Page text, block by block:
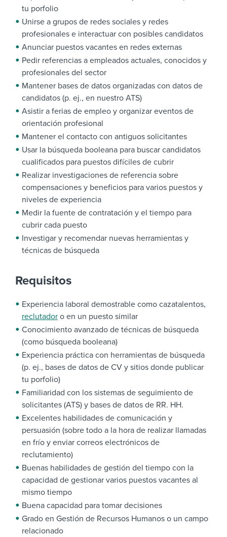
tu porfolio
Unirse a grupos de redes sociales y redes
profesionales e interactuar con posibles candidatos
Anunciar puestos vacantes en redes externas
Pedir referencias a empleados actuales, conocidos y
profesionales del sector
Mantener bases de datos organizadas con datos de
candidatos (p. ej., en nuestro ATS)
Asistir a ferias de empleo y organizar eventos de
orientación profesional
Mantener el contacto con antiguos solicitantes
Usar la búsqueda booleana para buscar candidatos
cualificados para puestos difíciles de cubrir
Realizar investigaciones de referencia sobre
compensaciones y beneficios para varios puestos y
niveles de experiencia
Medir la fuente de contratación y el tiempo para
cubrir cada puesto
Investigar y recomendar nuevas herramientas y
técnicas de búsqueda
Requisitos
Experiencia laboral demostrable como cazatalentos,
reclutador o en un puesto similar
Conocimiento avanzado de técnicas de búsqueda
(como búsqueda booleana)
Experiencia práctica con herramientas de búsqueda
(p. ej., bases de datos de CV y sitios donde publicar
tu porfolio)
Familiaridad con los sistemas de seguimiento de
solicitantes (ATS) y bases de datos de RR. HH.
Excelentes habilidades de comunicación y
persuasión (sobre todo a la hora de realizar llamadas
en frío y enviar correos electrónicos de
reclutamiento)
Buenas habilidades de gestión del tiempo con la
capacidad de gestionar varios puestos vacantes al
mismo tiempo
Buena capacidad para tomar decisiones
Grado en Gestión de Recursos Humanos o un campo
relacionado